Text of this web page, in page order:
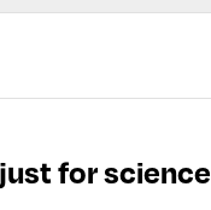
for science